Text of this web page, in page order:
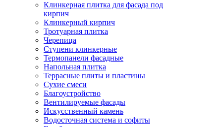
Клинкерная плитка для фасада под
кирпич
Клинкерный кирпич
Тротуарная плитка
Черепица
Ступени клинкерные
Термопанели фасадные
Напольная плитка
Террасные плиты и пластины
Сухие смеси
Благоустройство
Вентилируемые фасады
Искусственный камень
Водосточная система и софиты